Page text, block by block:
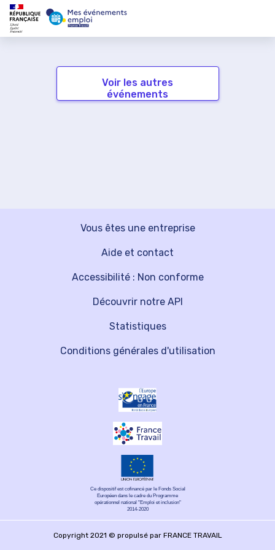
Voir les autres
événements
Vous êtes une entreprise
Découvrir notre API
Aide et contact
Statistiques
Accessibilité : Non conforme
Conditions générales d'utilisation
Ce dispositif est cofinancé par le Fonds Social
Européen dans le cadre du Programme
opérationnel national "Emploi et inclusion"
2014-2020
Copyright 2021 © propulsé par FRANCE TRAVAIL